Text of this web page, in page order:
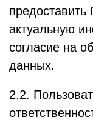
актуальную
согласие на
данных.
2.2.